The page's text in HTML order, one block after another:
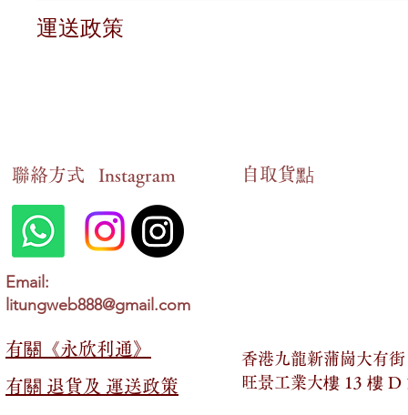
退貨條件
對於有損毀狀況的貨品，或因意外情況未能
情況確認
一旦我們確認您的情況，您可以選擇以下兩
親自到以下地址領取：
香港九龍新蒲崗大有街
以郵寄的方式領取。
永欣利通保留對所有退貨與退款申請的最終決
運送政策
顧客可以隨時以WhatsApp形式跟進最新的送
免運費優惠
在香港地區，若顧客於網店內購買金額「超過
送貨費用
若購買金額「少於」
另外，顧客也可以選擇親臨以下地址領取產品
香港九龍新蒲崗大有街
2 號，旺景工業大樓
​聯絡方式 Instagram
Email:
litungweb888@gmail.com
有關​​《永欣利通》
有關​​ 退貨及 運送政策
自​取貨點
香港九龍新蒲崗大有
旺景工業大樓 13 樓 D